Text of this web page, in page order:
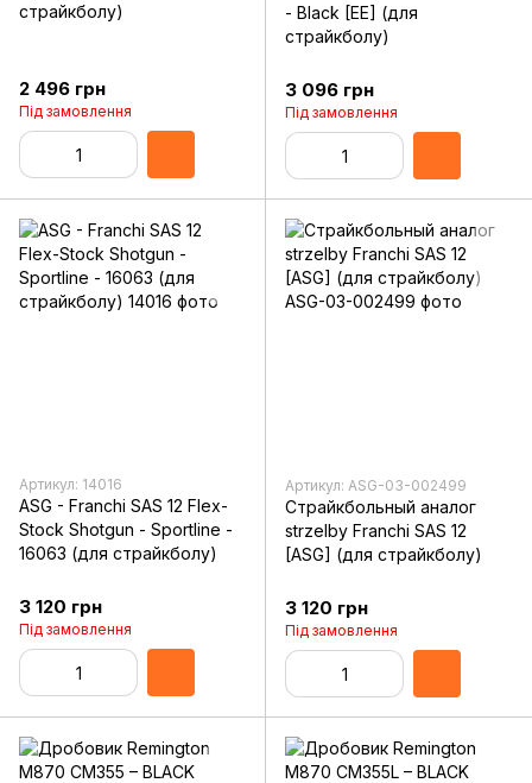
страйкболу)
2 496 грн
Під замовлення
- Black [EE] (для
страйкболу)
3 096 грн
Під замовлення
Артикул: 14016
ASG - Franchi SAS 12 Flex-
Stock Shotgun - Sportline -
16063 (для страйкболу)
3 120 грн
Під замовлення
Артикул: ASG-03-002499
Страйкбольный аналог
strzelby Franchi SAS 12
[ASG] (для страйкболу)
3 120 грн
Під замовлення